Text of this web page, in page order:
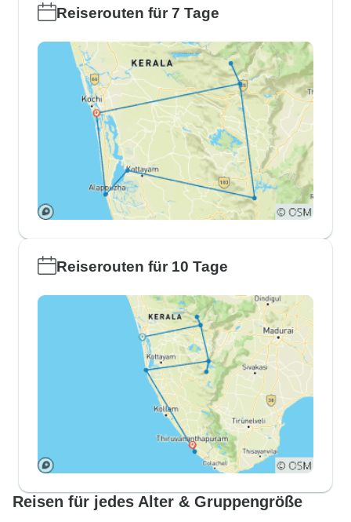
Reiserouten für 7 Tage
Reiserouten für 10 Tage
Reisen für jedes Alter & Gruppengröße